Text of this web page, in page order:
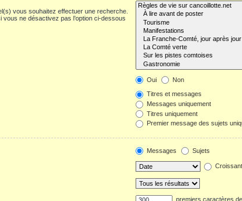
vous souhaitez effectuer une recherche.
vous ne désactivez pas l’option ci-dessous
Oui Non
Titres et messages
Messages uniquement
Titres uniquement
Premier message des sujets
Messages Sujets
Croissant
premiers caractères